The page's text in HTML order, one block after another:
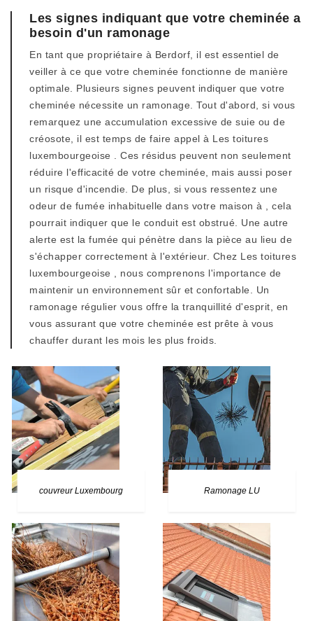
Les signes indiquant que votre cheminée a
besoin d'un ramonage
En tant que propriétaire à Berdorf, il est essentiel de
veiller à ce que votre cheminée fonctionne de manière
optimale. Plusieurs signes peuvent indiquer que votre
cheminée nécessite un ramonage. Tout d'abord, si vous
remarquez une accumulation excessive de suie ou de
créosote, il est temps de faire appel à Les toitures
luxembourgeoise . Ces résidus peuvent non seulement
réduire l'efficacité de votre cheminée, mais aussi poser
un risque d'incendie. De plus, si vous ressentez une
odeur de fumée inhabituelle dans votre maison à , cela
pourrait indiquer que le conduit est obstrué. Une autre
alerte est la fumée qui pénètre dans la pièce au lieu de
s'échapper correctement à l'extérieur. Chez Les toitures
luxembourgeoise , nous comprenons l'importance de
maintenir un environnement sûr et confortable. Un
ramonage régulier vous offre la tranquillité d'esprit, en
vous assurant que votre cheminée est prête à vous
chauffer durant les mois les plus froids.
couvreur Luxembourg Ramonage LU